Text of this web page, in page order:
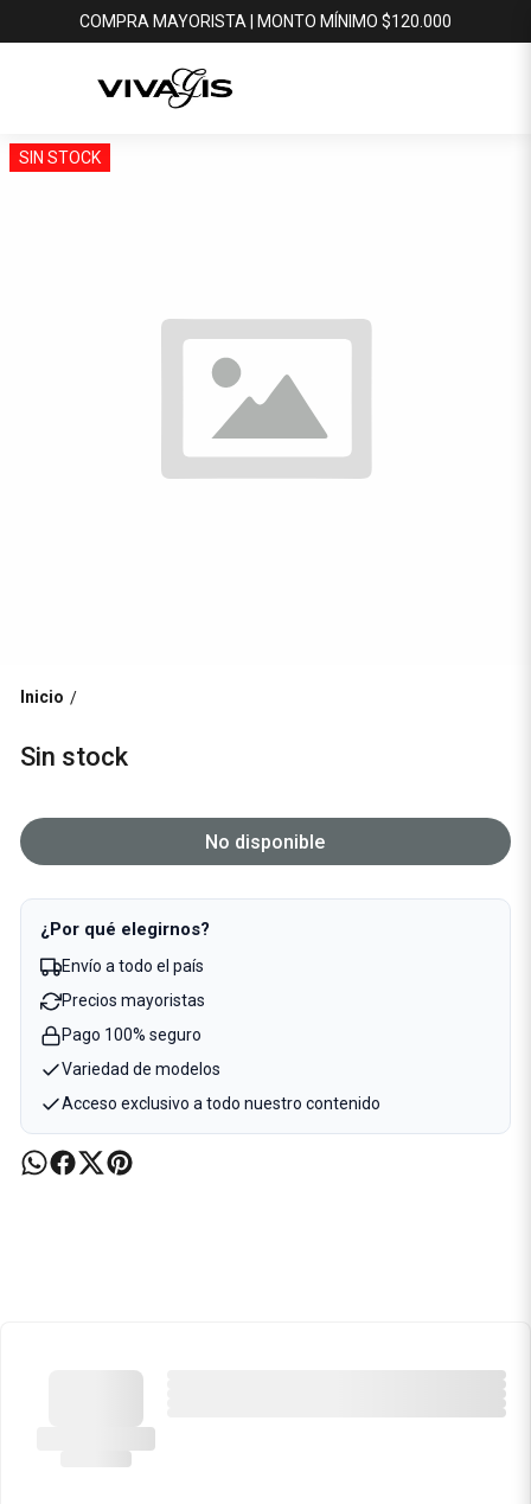
COMPRA MAYORISTA | MONTO MÍNIMO $120.000
SIN STOCK
Inicio /
Sin stock
No disponible
¿Por qué elegirnos?
Envío a todo el país
Precios mayoristas
Pago 100% seguro
Variedad de modelos
Acceso exclusivo a todo nuestro contenido